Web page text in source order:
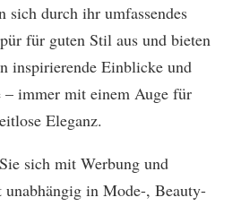
sich durch ihr umfassendes
für guten Stil aus und bieten
inspirierende Einblicke und
– immer mit einem Auge für
Eleganz.
sich mit Werbung und
in Mode-, Beauty-